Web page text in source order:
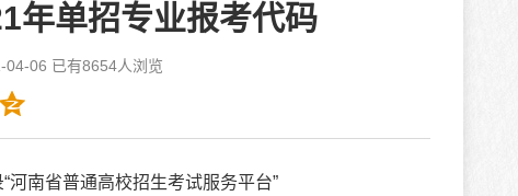
年单招专业报考代码
04-06 已有8654人浏览
南省普通高校招生考试服务平台”